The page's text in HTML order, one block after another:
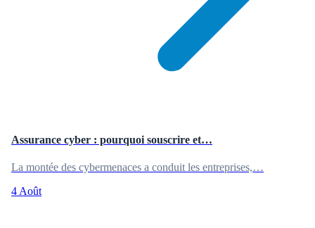
Assurance cyber : pourquoi souscrire et…
La montée des cybermenaces a conduit les entreprises,…
4 Août